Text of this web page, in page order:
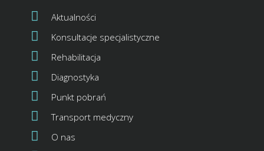
Aktualności
Konsultacje specjalistyczne
Rehabilitacja
Diagnostyka
Punkt pobrań
Transport medyczny
O nas